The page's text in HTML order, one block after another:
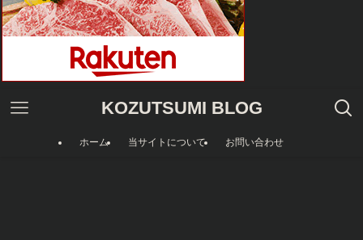
KOZUTSUMI BLOG
ホーム 当サイトについて お問い合わせ